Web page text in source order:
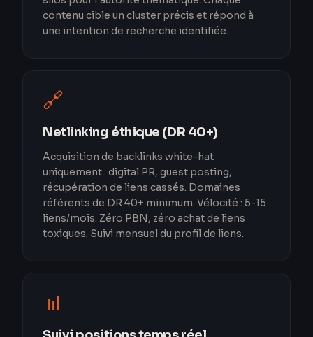
contenu cible un cluster précis et répond à
une intention de recherche identifiée.
🔗
Netlinking éthique (DR 40+)
Acquisition de backlinks white-hat
uniquement : digital PR, guest posting,
récupération de liens cassés. Domaines
référents de DR 40+ minimum. Vélocité : 5-15
liens/mois. Zéro PBN, zéro achat de liens
toxiques. Suivi mensuel du profil de liens.
📊